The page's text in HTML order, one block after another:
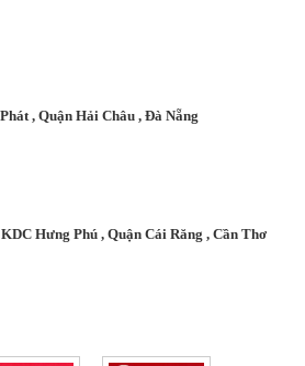
, Quận Hải Châu , Đà Nẵng
Hưng Phú , Quận Cái Răng , Cần Thơ